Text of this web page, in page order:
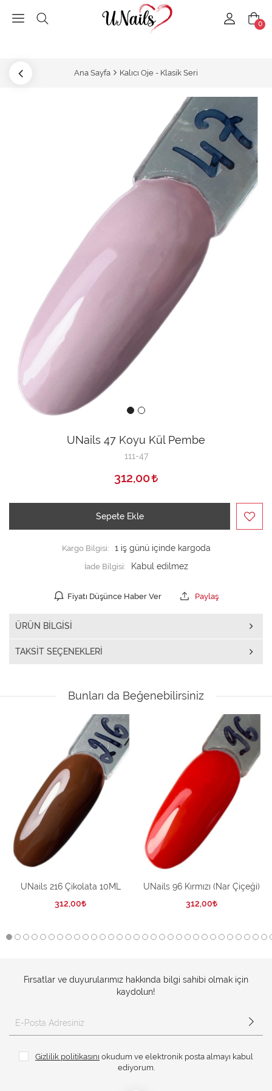
0
Ana Sayfa Kalıcı Oje - Klasik Seri
UNails 47 Koyu Kül Pembe
111-47
312,00
Sepete Ekle
Kargo Bilgisi:
1 iş günü içinde kargoda
İade Bilgisi:
Fiyatı Düşünce Haber Ver Paylaş
ÜRÜN BILGISI
TAKSIT SEÇENEKLERI
Bunları da Beğenebilirsiniz
UNails 216 Çikolata 10ML
312,00
UNails 96 Kırmızı (Nar Çiçeği)
312,00
Fırsatlar ve duyurularımız hakkında bilgi sahibi olmak için
kaydolun!
Gizlilik politikasını okudum ve elektronik posta almayı kabul
ediyorum.